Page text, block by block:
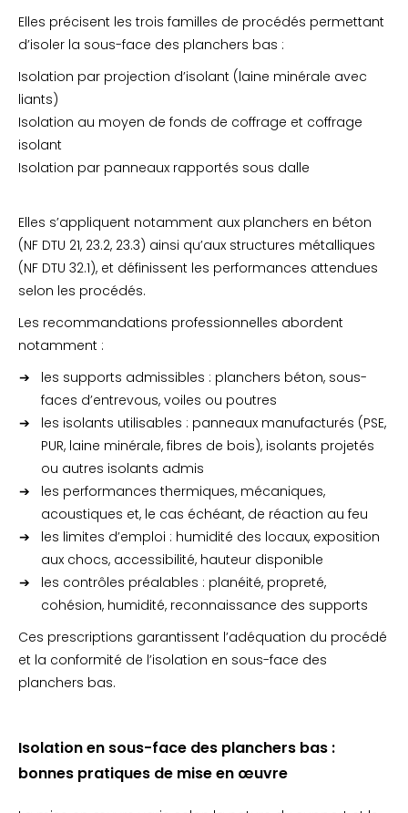
Elles précisent les trois familles de procédés permettant
d’isoler la sous-face des planchers bas :
Isolation par projection d’isolant (laine minérale avec
liants)
Isolation au moyen de fonds de coffrage et coffrage
isolant
Isolation par panneaux rapportés sous dalle
Elles s’appliquent notamment aux planchers en béton
(NF DTU 21, 23.2, 23.3) ainsi qu’aux structures métalliques
(NF DTU 32.1), et définissent les performances attendues
selon les procédés.
Les recommandations professionnelles abordent
notamment :
les supports admissibles : planchers béton, sous-
faces d’entrevous, voiles ou poutres
les isolants utilisables : panneaux manufacturés (PSE,
PUR, laine minérale, fibres de bois), isolants projetés
ou autres isolants admis
les performances thermiques, mécaniques,
acoustiques et, le cas échéant, de réaction au feu
les limites d’emploi : humidité des locaux, exposition
aux chocs, accessibilité, hauteur disponible
les contrôles préalables : planéité, propreté,
cohésion, humidité, reconnaissance des supports
Ces prescriptions garantissent l’adéquation du procédé
et la conformité de l’isolation en sous-face des
planchers bas.
Isolation en sous-face des planchers bas :
bonnes pratiques de mise en œuvre